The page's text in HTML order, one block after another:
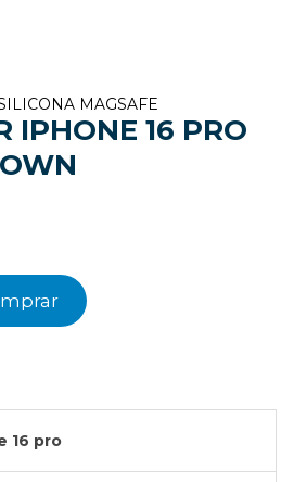
MAGSAFE
IPHONE 16 PRO
16 pro